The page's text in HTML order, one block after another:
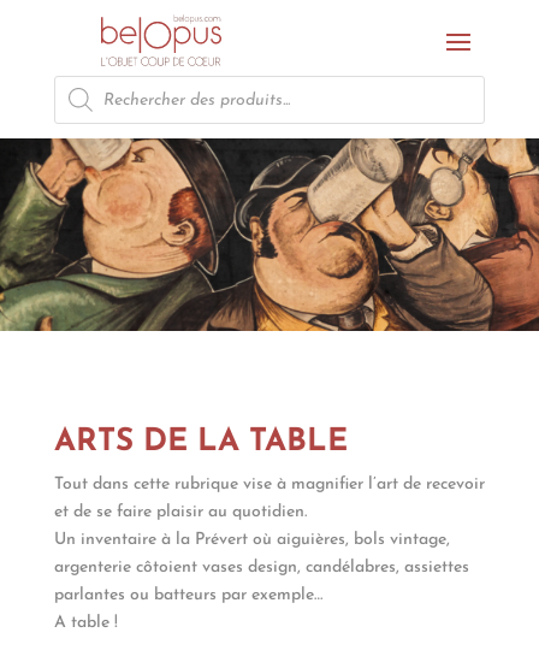
Recherche
de
produits
ARTS DE LA TABLE
Tout dans cette rubrique vise à magnifier l’art de recevoir
et de se faire plaisir au quotidien.
Un inventaire à la Prévert où aiguières, bols vintage,
argenterie côtoient vases design, candélabres, assiettes
parlantes ou batteurs par exemple…
A table !